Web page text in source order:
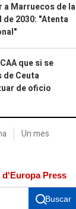
a Marruecos de la
2030: "Atenta
que si se
de Ceuta
de oficio
Un mes
d'Europa Press
Buscar